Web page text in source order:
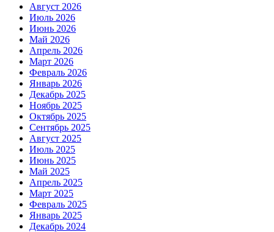
Август 2026
Июль 2026
Июнь 2026
Май 2026
Апрель 2026
Март 2026
Февраль 2026
Январь 2026
Декабрь 2025
Ноябрь 2025
Октябрь 2025
Сентябрь 2025
Август 2025
Июль 2025
Июнь 2025
Май 2025
Апрель 2025
Март 2025
Февраль 2025
Январь 2025
Декабрь 2024